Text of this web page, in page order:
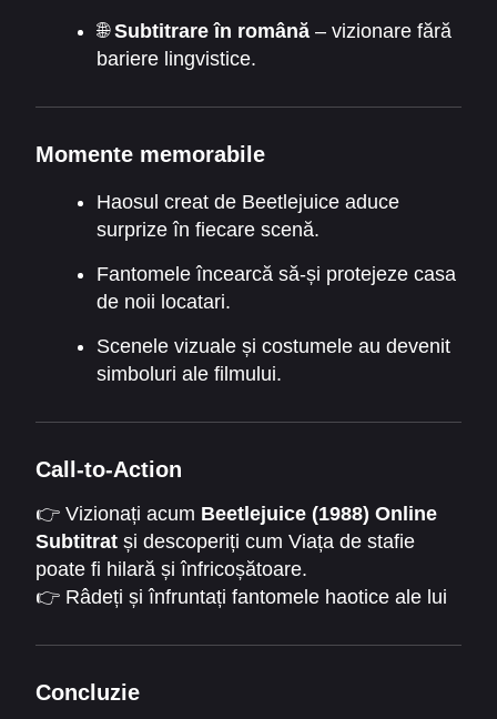
🌐Subtitrare în română– vizionare fără
bariere lingvistice.
Momente memorabile
Haosul creat de Beetlejuice aduce
surprize în fiecare scenă.
Fantomele încearcă să-și protejeze casa
de noii locatari.
Scenele vizuale și costumele au devenit
simboluri ale filmului.
Call-to-Action
👉 Vizionați acum Beetlejuice (1988) Online
Subtitrat și descoperiți cum Viața de stafie
poate fi hilară și înfricoșătoare.
👉 Râdeți și înfruntați fantomele haotice ale lui
👉 Michael Keaton redefinește lumea
supranaturalului în acest clasic Tim Burton –
Concluzie